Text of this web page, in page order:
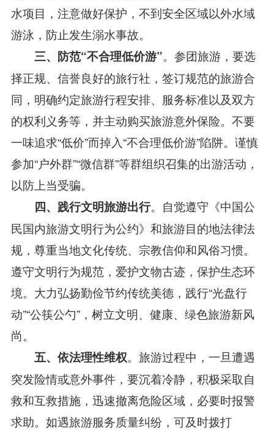
水项目，注意做好保护，不到安全区域以外水域
游泳，防止发生溺水事故。
三、防范“不合理低价游”。参团旅游，要选
择正规、信誉良好的旅行社，签订规范的旅游合
同，明确约定旅游行程安排、服务标准以及双方
的权利义务等，并主动购买旅游意外保险。不要
一味追求“低价”而掉入“不合理低价游”陷阱。谨慎
参加“户外群”“微信群”等群组织召集的出游活动，
以防上当受骗。
四、践行文明旅游出行。自觉遵守《中国公
民国内旅游文明行为公约》和旅游目的地法律法
规，尊重当地文化传统、宗教信仰和风俗习惯。
遵守文明行为规范，爱护文物古迹，保护生态环
境。大力弘扬勤俭节约传统美德，践行“光盘行
动”“公筷公勺”，树立文明、健康、绿色旅游新风
尚。
五、依法理性维权。旅游过程中，一旦遭遇
突发险情或意外事件，要沉着冷静，积极采取自
救和互救措施，迅速撤离危险区域，必要时报警
求助。如遇旅游服务质量纠纷，可及时拨打